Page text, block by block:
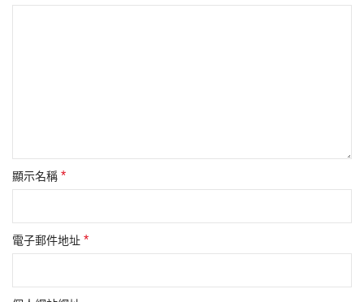
顯示名稱 *
電子郵件地址 *